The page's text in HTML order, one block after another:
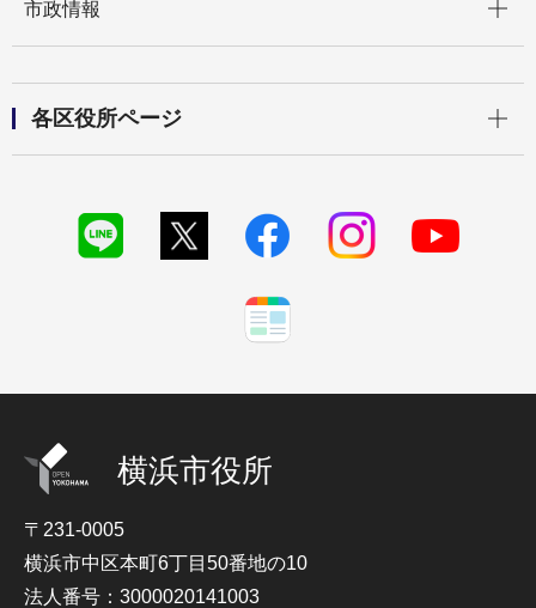
市政情報
各区役所ページ
横浜市役所
〒231-0005
横浜市中区本町6丁目50番地の10
法人番号：3000020141003